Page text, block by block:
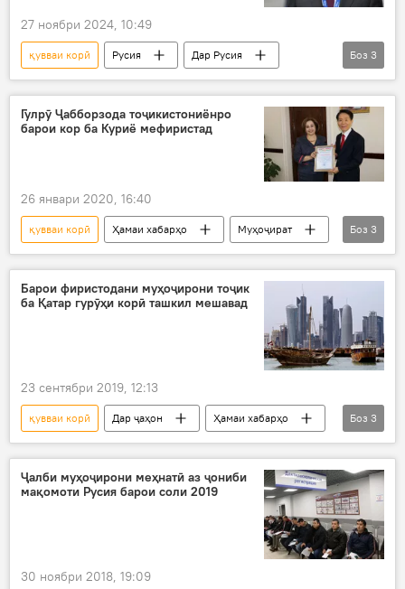
27 ноябри 2024, 10:49
қувваи корӣ Русия
Дар Русия
Муҳоҷират
Иқтисод норасоӣ
Боз 3
Гулрӯ Ҷабборзода тоҷикистониёнро
барои кор ба Куриё мефиристад
26 январи 2020, 16:40
қувваи корӣ Ҳамаи хабарҳо
Муҳоҷират
вазир
тарҳ Вазорати меҳнат
Боз 3
Барои фиристодани муҳоҷирони тоҷик
ба Қатар гурӯҳи корӣ ташкил мешавад
23 сентябри 2019, 12:13
қувваи корӣ Дар ҷаҳон
Ҳамаи хабарҳо
Муҳоҷират
Қатар Дар Тоҷикистон
Боз 3
Ҷалби муҳоҷирони меҳнатӣ аз ҷониби
мақомоти Русия барои соли 2019
30 ноябри 2018, 19:09